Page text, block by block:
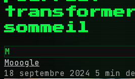
sommeil
M
Mooogle
18 septembre 2024
5 min